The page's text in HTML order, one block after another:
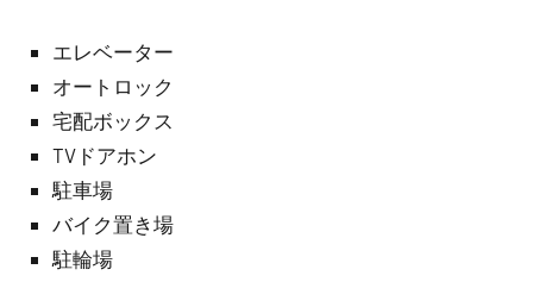
エレベーター
オートロック
宅配ボックス
TVドアホン
駐車場
バイク置き場
駐輪場